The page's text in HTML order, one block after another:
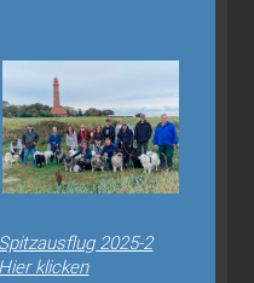
Spitzausflug 2025-2
Hier klicken